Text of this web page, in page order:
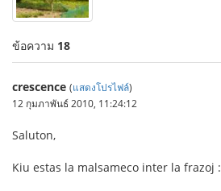
ข้อความ 18
crescence (แสดงโปรไฟล์)
12 กุมภาพันธ์ 2010, 11:24:12
Saluton,
Kiu estas la malsameco inter la frazoj :